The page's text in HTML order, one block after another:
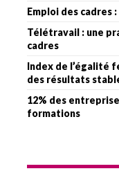
Emploi des cadres
Télétravail : une
cadres
Index de l’égalité
des résultats
12% des
formations